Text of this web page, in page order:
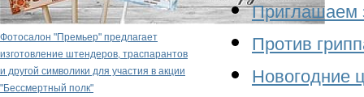
Фотосалон "Премьер" предлагает
изготовление штендеров, траспарантов
и другой символики для участия в акции
"Бессмертный полк"
Приглашаем
Против
Новогодние